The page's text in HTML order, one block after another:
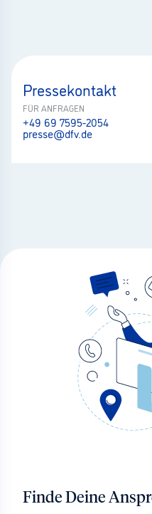
Pressekontakt
FÜR ANFRAGEN
+49 69 7595-2054
presse@dfv.de
Finde Deine